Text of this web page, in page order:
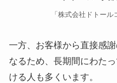
「株式会社ドトール
一方、お客様から直接感
なるため、長期間にわた
ける人も多くいます。